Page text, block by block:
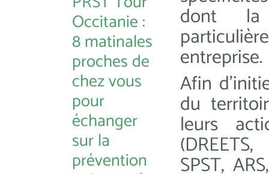
Occitanie :
8 matinales
proches de
chez vous
pour
échanger
sur la
prévention
dont la
entreprise.
Afin
du
leurs
SPST,